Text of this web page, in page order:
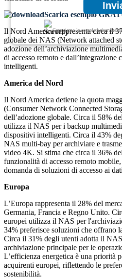
Garantiamo la completa
Scarica esempio
Il Nord America rappresenta circa il
globale dei NAS (Network attached
adozione dell’archiviazione
di accesso remoto e dall’integrazione
intelligenti.
America del Nord
Il Nord America detiene la quota
(Consumer Network Connected
dell’adozione globale. Circa il 58%
utilizza il NAS per i backup
dispositivi intelligenti. Circa il 43%
NAS multi-bay per archiviare e
video 4K. Si stima che circa il 36%
funzionalità di accesso remoto
domanda di soluzioni di accesso ai
Europa
L’Europa rappresenta il 28% del
Germania, Francia e Regno Unito.
europei utilizza il NAS per
34% preferisce soluzioni che offrano
Circa il 31% degli utenti adotta il
archiviazione principale per le
L’efficienza energetica è una priorità
acquirenti europei, riflettendo le
sostenibilità.